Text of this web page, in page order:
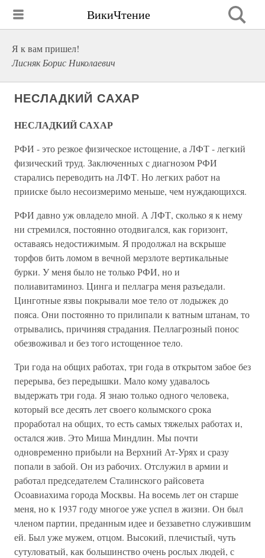
ВикиЧтение
Я к вам пришел!
Лисняк Борис Николаевич
НЕСЛАДКИЙ САХАР
НЕСЛАДКИЙ САХАР
РФИ - это резкое физическое истощение, а ЛФТ - легкий
физический труд. Заключенных с диагнозом РФИ
старались переводить на ЛФТ. Но легких работ на
прииске было несоизмеримо меньше, чем нуждающихся.
РФИ давно уж овладело мной. А ЛФТ, сколько я к нему
ни стремился, постоянно отодвигался, как горизонт,
оставаясь недостижимым. Я продолжал на вскрыше
торфов бить ломом в вечной мерзлоте вертикальные
бурки. У меня было не только РФИ, но и
полиавитаминоз. Цинга и пеллагра меня разъедали.
Цинготные язвы покрывали мое тело от лодыжек до
пояса. Они постоянно то прилипали к ватным штанам, то
отрывались, причиняя страдания. Пеллагрозный понос
обезвоживал и без того истощенное тело.
Три года на общих работах, три года в открытом забое без
перерыва, без передышки. Мало кому удавалось
выдержать три года. Я знаю только одного человека,
который все десять лет своего колымского срока
проработал на общих, то есть самых тяжелых работах и,
остался жив. Это Миша Миндлин. Мы почти
одновременно прибыли на Верхний Ат-Урях и сразу
попали в забой. Он из рабочих. Отслужил в армии и
работал председателем Сталинского райсовета
Осоавиахима города Москвы. На восемь лет он старше
меня, но к 1937 году многое уже успел в жизни. Он был
членом партии, преданным идее и беззаветно служившим
ей. Был уже мужем, отцом. Высокий, плечистый, чуть
сутуловатый, как большинство очень рослых людей, с